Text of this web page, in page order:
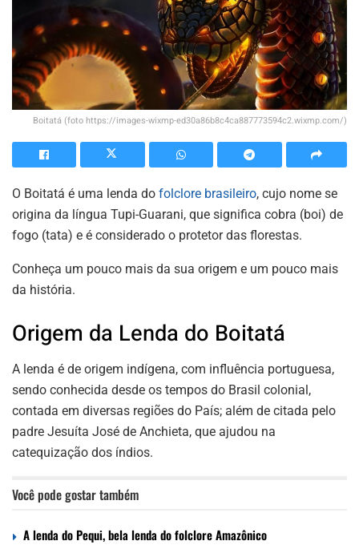
Boitatá (foto https://images-wixmp-ed30a86b8c4ca887773594c2.wixmp.com/)
O Boitatá é uma lenda do folclore brasileiro, cujo nome se
origina da língua Tupi-Guarani, que significa cobra (boi) de
fogo (tata) e é considerado o protetor das florestas.
Conheça um pouco mais da sua origem e um pouco mais
da história.
Origem da Lenda do Boitatá
A lenda é de origem indígena, com influência portuguesa,
sendo conhecida desde os tempos do Brasil colonial,
contada em diversas regiões do País; além de citada pelo
padre Jesuíta José de Anchieta, que ajudou na
catequização dos índios.
Você pode gostar também
A lenda do Pequi, bela lenda do folclore Amazônico